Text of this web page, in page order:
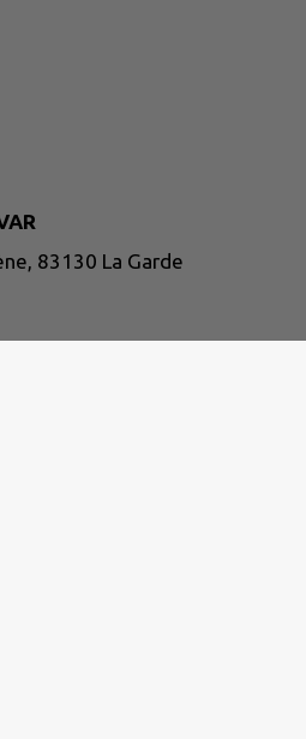
83130 La Garde